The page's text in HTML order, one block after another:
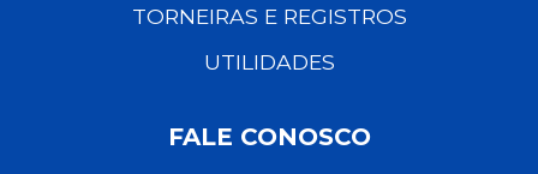
TORNEIRAS E REGISTROS
UTILIDADES
FALE CONOSCO